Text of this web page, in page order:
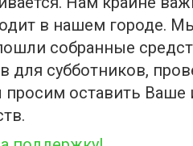
в нашем городе.
собранные
для субботников,
оставить Ваше